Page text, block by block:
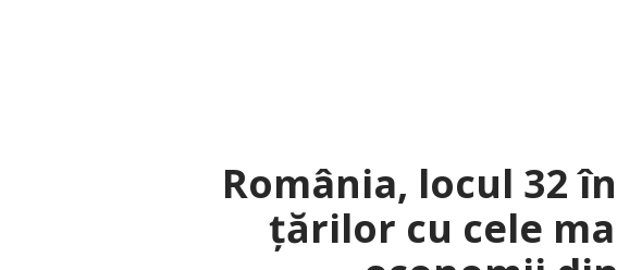
România, locul 32
țărilor cu cele